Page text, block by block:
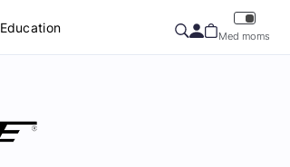
Education
Med moms